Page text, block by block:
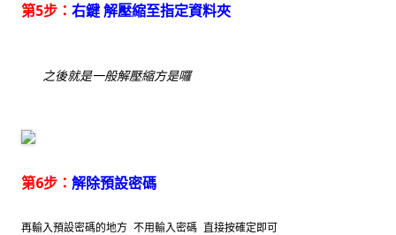
第5步： 右鍵 解壓縮至指定資料夾
之後就是一般解壓縮方是囉
第6步： 解除預設密碼
再輸入預設密碼的地方 不用輸入密碼 直接按確定即可